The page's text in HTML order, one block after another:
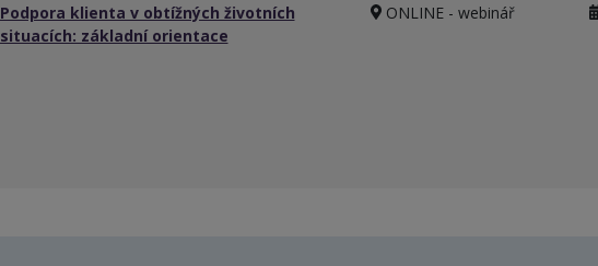
Podpora klienta v obtížných životních
situacích: základní orientace
ONLINE - webinář